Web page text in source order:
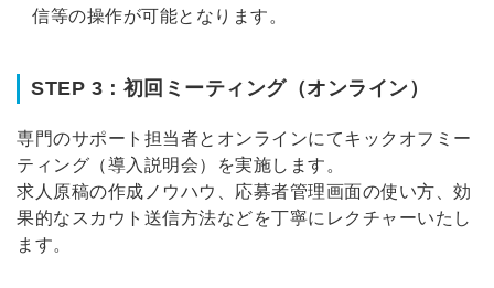
信等の操作が可能となります 。
STEP 3：初回ミーティング（オンライン）
専門のサポート担当者とオンラインにてキックオフミー
ティング（導入説明会）を実施します 。
求人原稿の作成ノウハウ、応募者管理画面の使い方、効
果的なスカウト送信方法などを丁寧にレクチャーいたし
ます。